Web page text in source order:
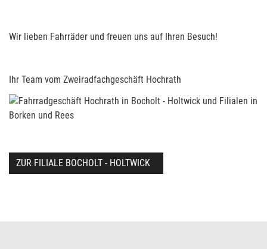
Wir lieben Fahrräder und freuen uns auf Ihren Besuch!
Ihr Team vom Zweiradfachgeschäft Hochrath
ZUR FILIALE BOCHOLT - HOLTWICK